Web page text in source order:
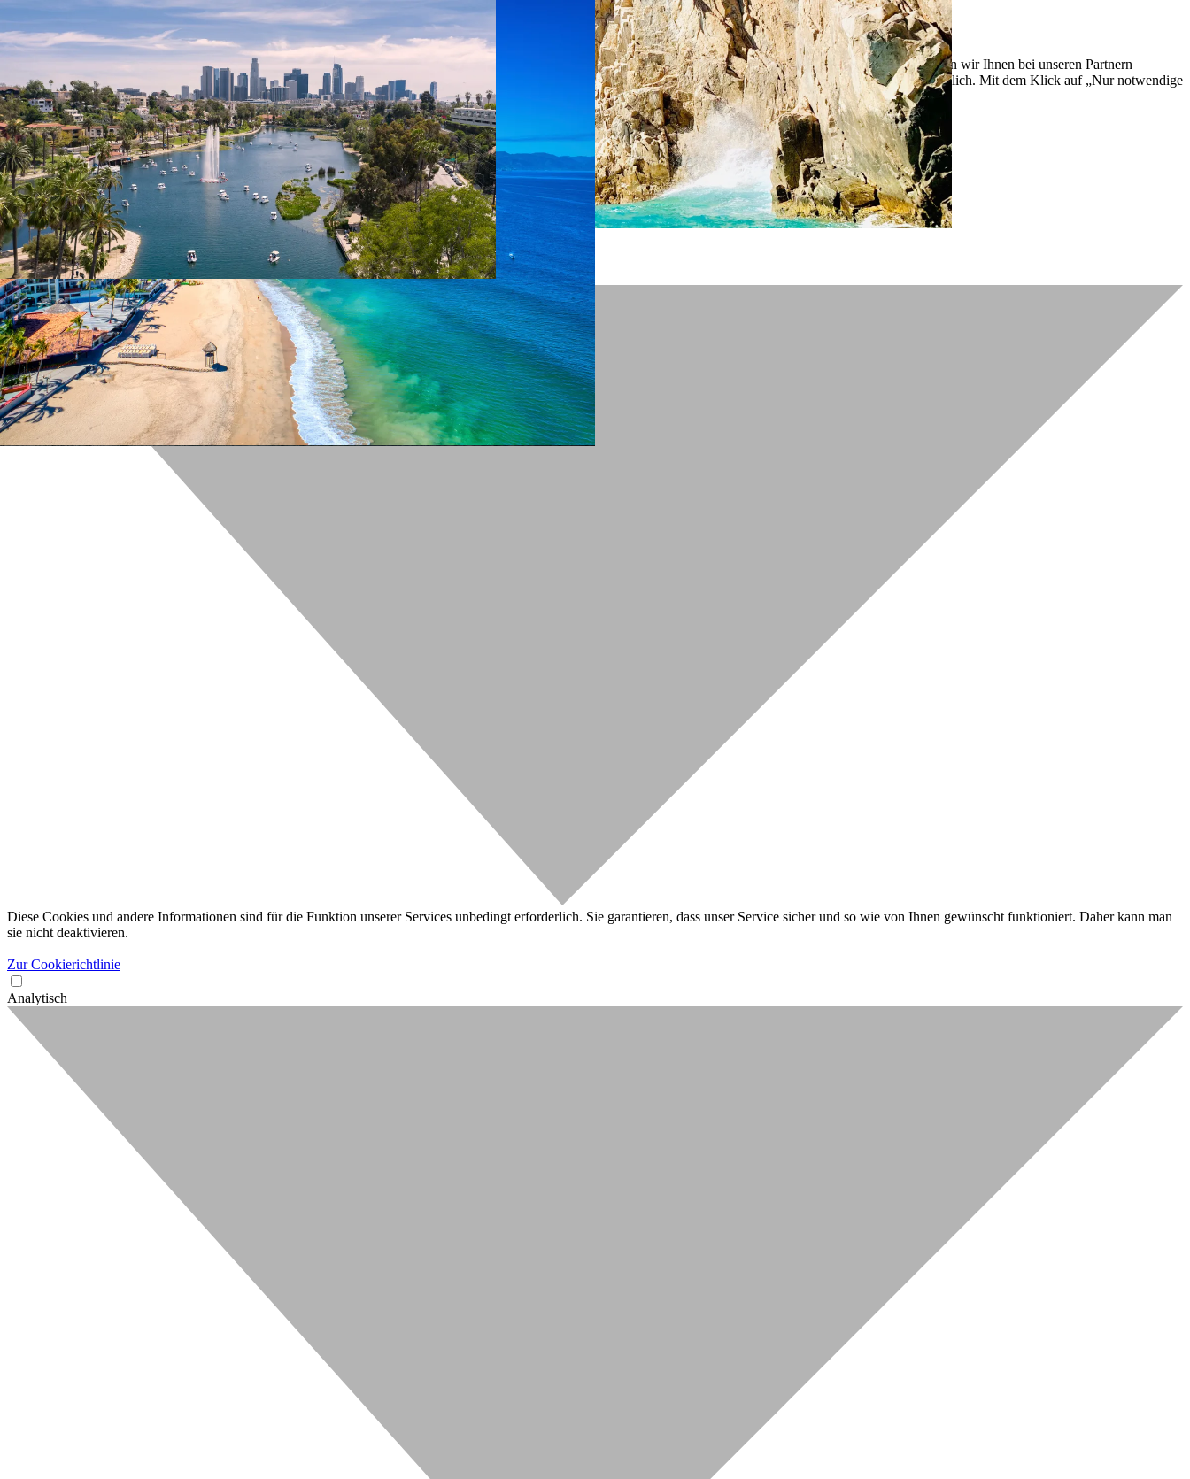
Unvergleichlich lecker
Mit dem Klick auf „geht klar” ermöglichen Sie uns Ihnen über Cookies ein verbessertes Nutzungserlebnis zu servieren und dieses kontinuierlich zu verbessern. So können wir Ihnen bei unseren Partnern
personalisierte Werbung und passende Angebote anzeigen. Über „anpassen” können Sie Ihre persönlichen Präferenzen festlegen. Dies ist auch nachträglich jederzeit möglich. Mit dem Klick auf „Nur notwendige
Cookies” werden lediglich technisch notwendige Cookies gespeichert.
Anpassen Geht klar
Datenschutzerklärung
Cookierichtlinie Impressum
« zurück
Ihre Cookie-Präferenzen verwalten
Wählen Sie, welche Cookies Sie auf check24.de akzeptieren.
Die Cookierichtlinie finden Sie
Notwendig
Diese Cookies und andere Informationen sind für die Funktion unserer Services unbedingt erforderlich. Sie garantieren, dass unser Service sicher und so wie von Ihnen gewünscht funktioniert. Daher kann man
sie nicht deaktivieren.
Zur Cookierichtlinie
Analytisch